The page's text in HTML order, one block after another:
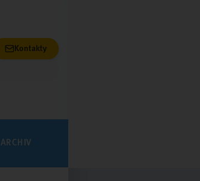
Kontakty
ARCHIV